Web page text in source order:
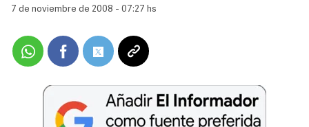
7 de noviembre de 2008 - 07:27 hs